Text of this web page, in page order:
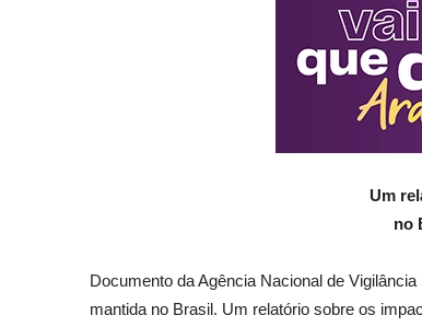
Um
no
Documento da Agência Nacional de
mantida no Brasil. Um relatório sobre os